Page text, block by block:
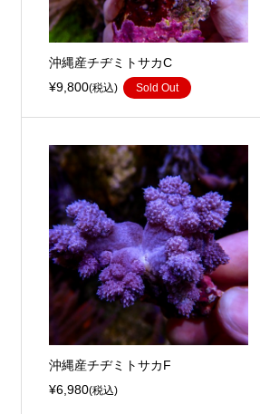
沖縄産チヂミトサカC
¥9,800(税込) Sold Out
沖縄産チヂミトサカF
¥6,980(税込)